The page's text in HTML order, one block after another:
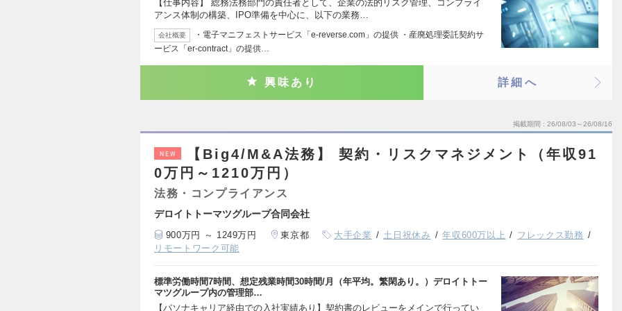
【仕事内容】 総務法務部門の責任者として、企業の法的リスク管理、コンプライ
アンス体制の構築、IPO準備を中心に、以下の業務…
会社概要
・電子マニフェストサービス「e-reverse.com」の提供 ・産廃処理委託契約サ
ービス「er-contract」の提供…
興味あり 詳細へ
掲載期間 26/08/03～26/08/16
NEW
【Big4/M&A法務】 契約・リスクマネジメント（年収91
0万円～1210万円）
法務・コンプライアンス
デロイトトーマツグループ合同会社
900万円 ～ 1249万円 東京都 大手企業 土日祝休み 年収600万以上
フレックス勤務
リモートワーク可能
標準労働時間7時間、想定残業時間30時間/月（年平均。繁閑あり。）デロイトトー
マツグループ内の管理部…
【パソナキャリア経由での入社実績あり】契約書のレビューをメインで行ってい